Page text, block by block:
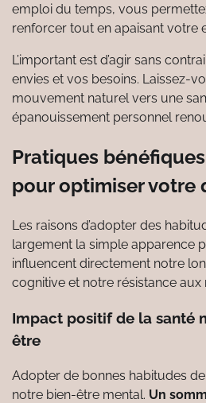
emploi du temps, vous
renforcer tout en apaisant votre
L’important est d’agir sans
envies et vos besoins. Laissez-
mouvement naturel vers une
épanouissement personnel
Pratiques
pour optimiser votre
Les raisons d’adopter des
largement la simple apparence
influencent directement notre
cognitive et notre résistance aux
Impact positif de la santé
être
Adopter de bonnes habitudes
notre bien-être mental. Un